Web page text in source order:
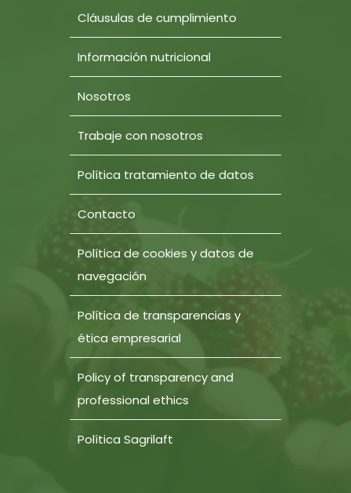
Cláusulas de cumplimiento
Información nutricional
Nosotros
Trabaje con nosotros
Política tratamiento de datos
Contacto
Política de cookies y datos de
navegación
Política de transparencias y
ética empresarial
Policy of transparency and
professional ethics
Política Sagrilaft